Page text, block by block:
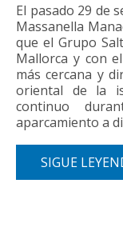
El pasado 29 de
Massanella
que el Grupo
Mallorca y con
más cercana y
oriental de la
continuo
aparcamiento a
SIGUE